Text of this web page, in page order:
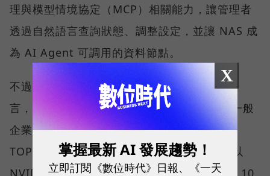
理與模型情境協定（MCP）相關能力，讓管理者
透過自然語言查詢狀態、調整設定，並讓 NAS 成
為 AI Agent 可調用的資料節點。
不過，劉文義沒有把這條路說得太容易。他坦
言，目前 NAS 硬體的 AI 運算能力仍有限。一般
企業期待的應用，可能需要約 300 到 800
TOPS，甚至 1,000 TOPS，因此多數方案會以
NVIDIA 顯示卡補足算力；一張卡約需新台幣 10
X
掌握最新 AI 發展趨勢！
立即訂閱《數位時代》日報、《一天